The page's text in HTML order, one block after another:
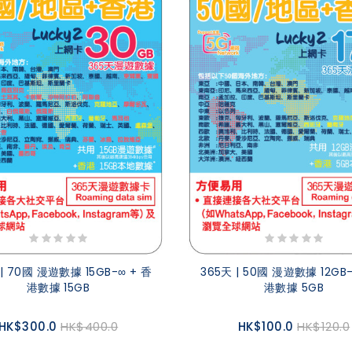
70國 漫遊數據 15GB-∞ + 香
港數據 15GB
HK$400.0
365天 | 50國 漫遊數據
港數據 5GB
HK$100.0 HK$120.0